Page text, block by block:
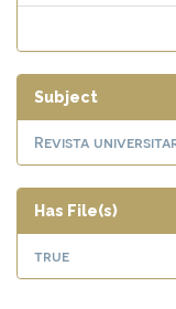
Subject
Revista
Has File(s)
true